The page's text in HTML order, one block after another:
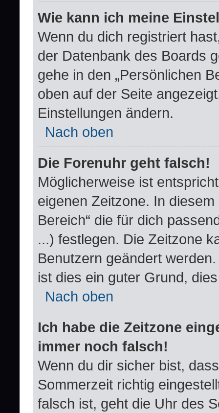
Wie kann ich meine
Wenn du dich registriert
der Datenbank des Boards
gehe in den „Persönlichen
oben auf der Seite
Einstellungen ändern.
Nach oben
Die Forenuhr geht falsch!
Möglicherweise ist
eigenen Zeitzone. In
Bereich“ die für dich
...) festlegen. Die Zeitzone
Benutzern geändert
ist dies ein guter Grund,
Nach oben
Ich habe die Zeitzone
immer noch falsch!
Wenn du dir sicher bist,
Sommerzeit richtig
falsch ist, geht die Uhr des